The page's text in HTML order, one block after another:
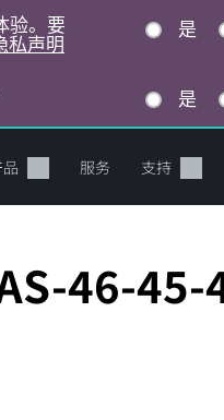
验。要
私声明
是
是
服务 支持
46-45-